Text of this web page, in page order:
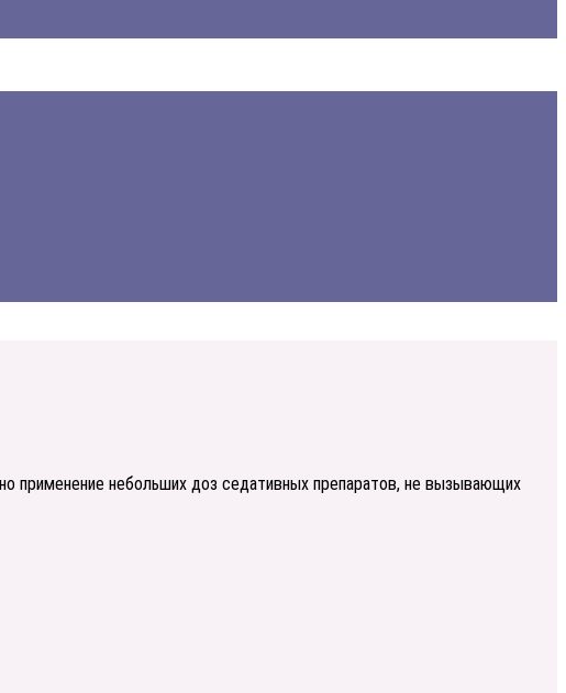
применение небольших доз седативных препаратов, не вызывающих